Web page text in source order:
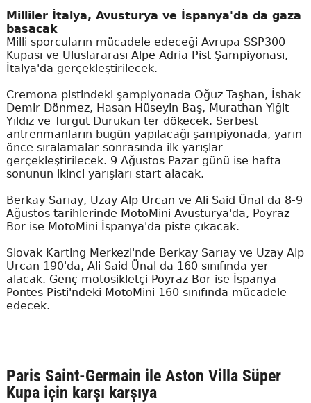
Milliler İtalya, Avusturya ve İspanya'da da gaza
basacak
Milli sporcuların mücadele edeceği Avrupa SSP300
Kupası ve Uluslararası Alpe Adria Pist Şampiyonası,
İtalya'da gerçekleştirilecek.
Cremona pistindeki şampiyonada Oğuz Taşhan, İshak
Demir Dönmez, Hasan Hüseyin Baş, Murathan Yiğit
Yıldız ve Turgut Durukan ter dökecek. Serbest
antrenmanların bugün yapılacağı şampiyonada, yarın
önce sıralamalar sonrasında ilk yarışlar
gerçekleştirilecek. 9 Ağustos Pazar günü ise hafta
sonunun ikinci yarışları start alacak.
Berkay Sarıay, Uzay Alp Urcan ve Ali Said Ünal da 8-9
Ağustos tarihlerinde MotoMini Avusturya'da, Poyraz
Bor ise MotoMini İspanya'da piste çıkacak.
Slovak Karting Merkezi'nde Berkay Sarıay ve Uzay Alp
Urcan 190'da, Ali Said Ünal da 160 sınıfında yer
alacak. Genç motosikletçi Poyraz Bor ise İspanya
Pontes Pisti'ndeki MotoMini 160 sınıfında mücadele
edecek.
Paris Saint-Germain ile Aston Villa Süper
Kupa için karşı karşıya